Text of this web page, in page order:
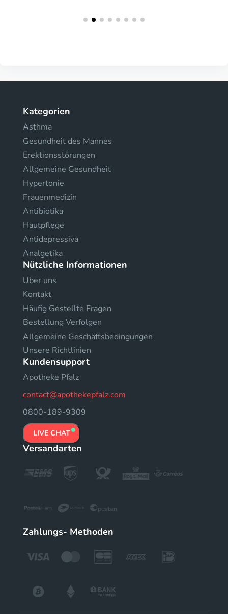
Kategorien
Asthma
Gesundheit des Mannes
Erektionsstörungen
Allgemeine Gesundheit
Hypertonie
Frauenmedizin
Antibiotika
Hautpflege
Antidepressiva
Analgetika
Nützliche Informationen
Uber uns
Kontakt
Häufig Gestellte Fragen
Bestellung Verfolgen
Allgemeine Geschäftsbedingungen
Unsere Richtlinien
Kundensupport
Apotheke Pfalz
contact@apothekepfalz.com
0800-189-9309
LIVE CHAT
Versandarten
Zahlungs- Methoden